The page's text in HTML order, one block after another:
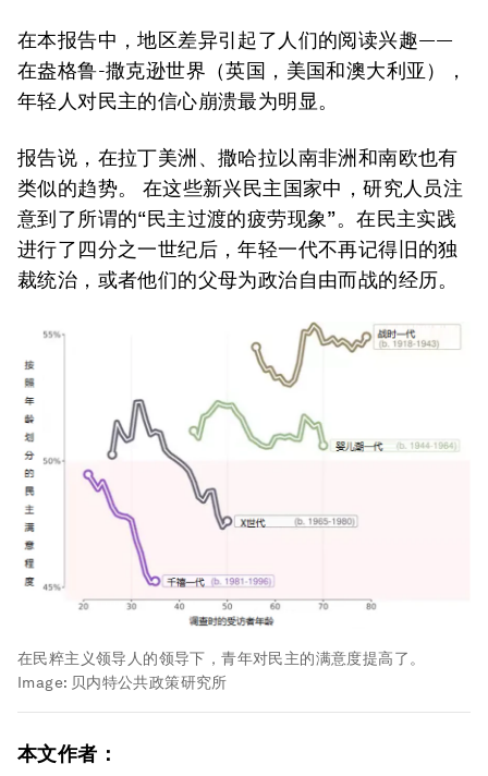
在本报告中，地区差异引起了人们的阅读兴趣——
在盎格鲁-撒克逊世界（英国，美国和澳大利亚），
年轻人对民主的信心崩溃最为明显。
报告说，在拉丁美洲、撒哈拉以南非洲和南欧也有
类似的趋势。 在这些新兴民主国家中，研究人员注
意到了所谓的“民主过渡的疲劳现象”。在民主实践
进行了四分之一世纪后，年轻一代不再记得旧的独
裁统治，或者他们的父母为政治自由而战的经历。
在民粹主义领导人的领导下，青年对民主的满意度提高了。
Image: 贝内特公共政策研究所
本文作者：